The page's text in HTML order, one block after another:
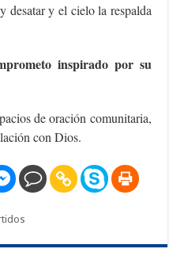
desatar y el cielo la respalda
inspirado por su
de oración comunitaria,
con Dios.